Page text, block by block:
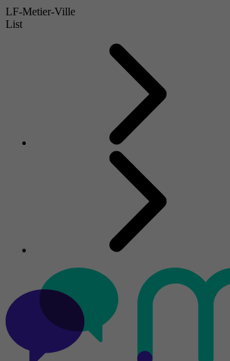
LF-Metier-Ville
List